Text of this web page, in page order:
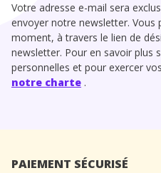
Votre adresse e-mail sera
envoyer notre newsletter.
moment, à travers le lien de
newsletter. Pour en savoir plus
personnelles et pour exercer
notre charte .
PAIEMENT SÉCURISÉ